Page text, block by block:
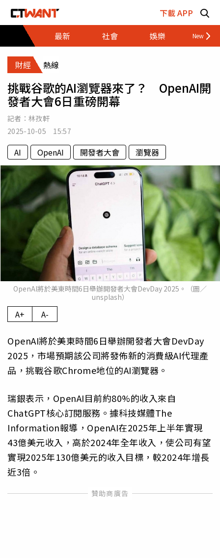
下載 APP
最新
社會 娛樂 財經
財經 熱線
挑戰谷歌的AI瀏覽器來了？ OpenAI開
發者大會6日重磅開幕
記者： 林孜軒
2025-10-05 15:57
AI OpenAI 開發者大會 瀏覽器
OpenAI將於美東時間6日舉辦開發者大會DevDay 2025。（圖／
unsplash）
A+ A-
OpenAI將於美東時間6日舉辦開發者大會DevDay
2025，市場預期該公司將發佈新的消費級AI代理產
品，挑戰谷歌Chrome地位的AI瀏覽器。
瑞銀表示，OpenAI目前約80%的收入來自
ChatGPT核心訂閱服務。據科技媒體The
Information報導，OpenAI在2025年上半年實現
43億美元收入，高於2024年全年收入，使公司有望
實現2025年130億美元的收入目標，較2024年增長
近3倍。